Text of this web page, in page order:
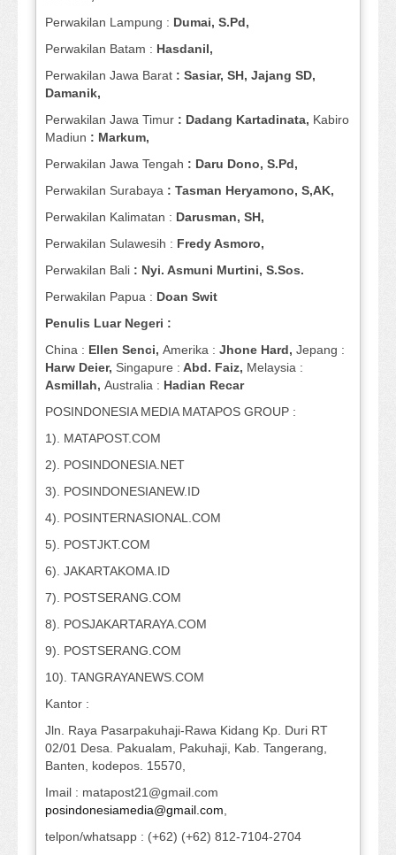
Perwakilan Lampung : Dumai, S.Pd,
Perwakilan Batam : Hasdanil,
Perwakilan Jawa Barat : Sasiar, SH, Jajang SD,
Damanik,
Perwakilan Jawa Timur : Dadang Kartadinata, Kabiro
Madiun : Markum,
Perwakilan Jawa Tengah : Daru Dono, S.Pd,
Perwakilan Surabaya : Tasman Heryamono, S,AK,
Perwakilan Kalimatan : Darusman, SH,
Perwakilan Sulawesih : Fredy Asmoro,
Perwakilan Bali : Nyi. Asmuni Murtini, S.Sos.
Perwakilan Papua : Doan Swit
Penulis Luar Negeri :
China : Ellen Senci, Amerika : Jhone Hard, Jepang :
Harw Deier, Singapure : Abd. Faiz, Melaysia :
Asmillah, Australia : Hadian Recar
POSINDONESIA MEDIA MATAPOS GROUP :
1). MATAPOST.COM
2). POSINDONESIA.NET
3). POSINDONESIANEW.ID
4). POSINTERNASIONAL.COM
5). POSTJKT.COM
6). JAKARTAKOMA.ID
7). POSTSERANG.COM
8). POSJAKARTARAYA.COM
9). POSTSERANG.COM
10). TANGRAYANEWS.COM
Kantor :
Jln. Raya Pasarpakuhaji-Rawa Kidang Kp. Duri RT
02/01 Desa. Pakualam, Pakuhaji, Kab. Tangerang,
Banten, kodepos. 15570,
Imail : matapost21@gmail.com
posindonesiamedia@gmail.com,
telpon/whatsapp : (+62) (+62) 812-7104-2704